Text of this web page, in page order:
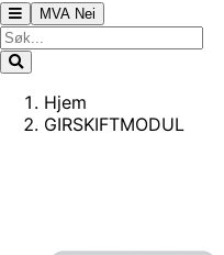
MVA Nei
Hjem
GIRSKIFTMODUL